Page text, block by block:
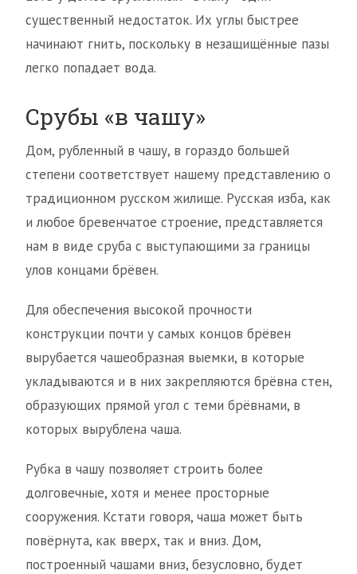
существенный недостаток. Их углы быстрее
начинают гнить, поскольку в незащищённые пазы
легко попадает вода.
Срубы «в чашу»
Дом, рубленный в чашу, в гораздо большей
степени соответствует нашему представлению о
традиционном русском жилище. Русская изба, как
и любое бревенчатое строение, представляется
нам в виде сруба с выступающими за границы
улов концами брёвен.
Для обеспечения высокой прочности
конструкции почти у самых концов брёвен
вырубается чашеобразная выемки, в которые
укладываются и в них закрепляются брёвна стен,
образующих прямой угол с теми брёвнами, в
которых вырублена чаша.
Рубка в чашу позволяет строить более
долговечные, хотя и менее просторные
сооружения. Кстати говоря, чаша может быть
повёрнута, как вверх, так и вниз. Дом,
построенный чашами вниз, безусловно, будет